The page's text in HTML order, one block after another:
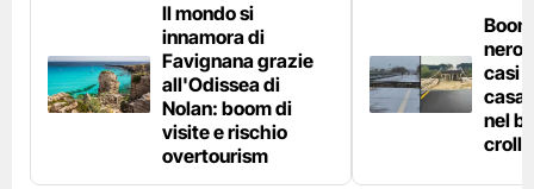
Il mondo si
innamora di
Favignana grazie
all'Odissea di
Nolan: boom di
visite e rischio
overtourism
nero
casi
casa
nel